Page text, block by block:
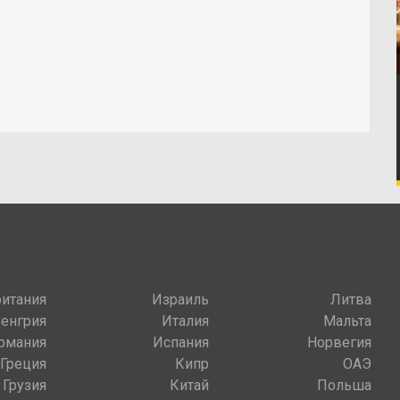
Греция
Грузия
Израиль
Италия
Испания
Кипр
Китай
Литва
Мальта
Норвегия
ОАЭ
Польша